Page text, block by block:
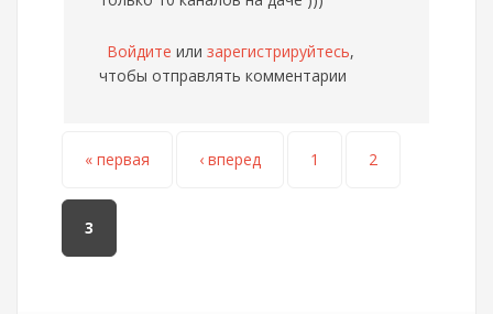
Войдите или зарегистрируйтесь,
чтобы отправлять комментарии
Страницы
« первая ‹ вперед 1 2
3